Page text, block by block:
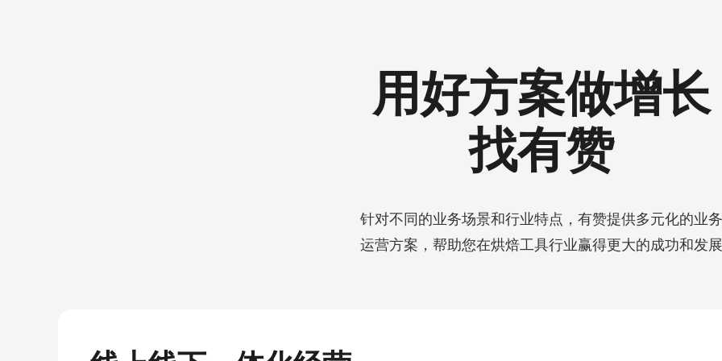
用好方案做增长
找有赞
针对不同的业务场景和行业特点，有赞提供多元化的业务
运营方案，帮助您在烘焙工具行业赢得更大的成功和发展